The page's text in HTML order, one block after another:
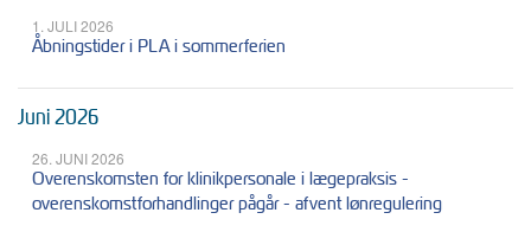
1. JULI 2026
Åbningstider i PLA i sommerferien
Juni 2026
26. JUNI 2026
Overenskomsten for klinikpersonale i lægepraksis -
overenskomstforhandlinger pågår - afvent lønregulering